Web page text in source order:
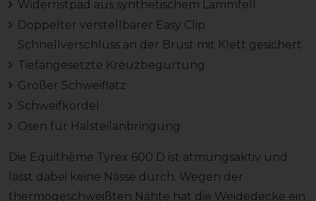
Widerristpad aus synthetischem Lammfell
Doppelter verstellbarer Easy Clip
Schnellverschluss an der Brust mit Klett gesichert
Tiefangesetzte Kreuzbegurtung
Großer Schweiflatz
Schweifkordel
Ösen für Halsteilanbringung
Die Equithème Tyrex 600 D ist atmungsaktiv und
lässt dabei keine Nässe durch. Wegen der
thermogeschweißten Nähte hat die Weidedecke ein